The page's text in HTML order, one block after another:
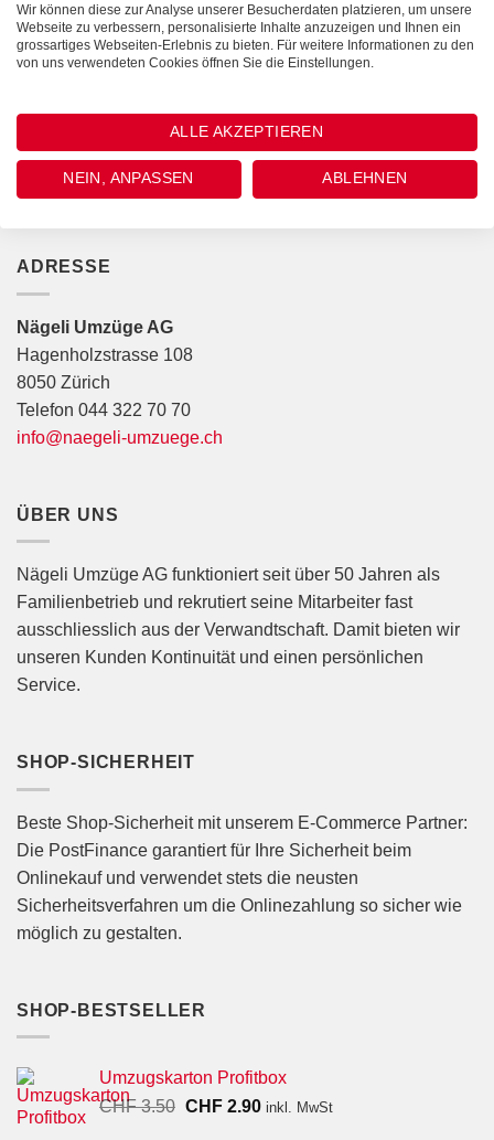
NEU! Glutoclean
Baustellen Endreiniger BR3
1L
1 2 3 5 6
ADRESSE
Nägeli Umzüge AG
Hagenholzstrasse 108
8050 Zürich
Telefon 044 322 70 70
info@naegeli-umzuege.ch
ÜBER UNS
Nägeli Umzüge AG funktioniert seit über 50 Jahren als
Familienbetrieb und rekrutiert seine Mitarbeiter fast
ausschliesslich aus der Verwandtschaft. Damit bieten wir
unseren Kunden Kontinuität und einen persönlichen
Service.
SHOP-SICHERHEIT
Beste Shop-Sicherheit mit unserem E-Commerce Partner:
Die PostFinance garantiert für Ihre Sicherheit beim
Onlinekauf und verwendet stets die neusten
Sicherheitsverfahren um die Onlinezahlung so sicher wie
möglich zu gestalten.
SHOP-BESTSELLER
Umzugskarton Profitbox
CHF3.50 Ursprünglicher
CHF2.90Aktueller
inkl. MwSt
Wir können diese zur Analyse unserer Besucherdaten platzieren, um unsere
Webseite zu verbessern, personalisierte Inhalte anzuzeigen und Ihnen ein
grossartiges Webseiten-Erlebnis zu bieten. Für weitere Informationen zu den
von uns verwendeten Cookies öffnen Sie die Einstellungen.
ALLE AKZEPTIEREN
NEIN, ANPASSEN ABLEHNEN